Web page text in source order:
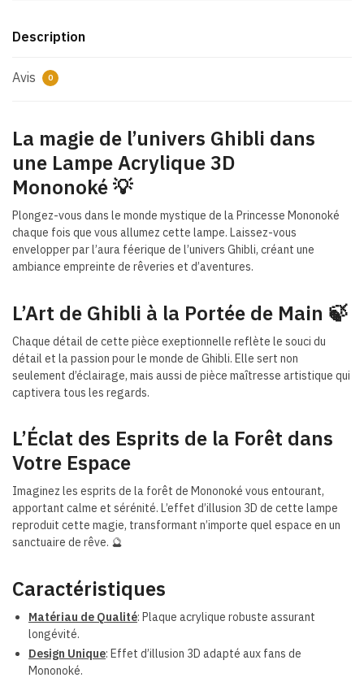
Description
Avis 0
La magie de l’univers Ghibli dans
une Lampe Acrylique 3D
Mononoké💡
Plongez-vous dans le monde mystique de la Princesse Mononoké
chaque fois que vous allumez cette lampe. Laissez-vous
envelopper par l’aura féerique de l’univers Ghibli, créant une
ambiance empreinte de rêveries et d’aventures.
L’Art de Ghibli à la Portée de Main 🍃
Chaque détail de cette pièce exeptionnelle reflète le souci du
détail et la passion pour le monde de Ghibli. Elle sert non
seulement d’éclairage, mais aussi de pièce maîtresse artistique qui
captivera tous les regards.
L’Éclat des Esprits de la Forêt dans
Votre Espace
Imaginez les esprits de la forêt de Mononoké vous entourant,
apportant calme et sérénité. L’effet d’illusion 3D de cette lampe
reproduit cette magie, transformant n’importe quel espace en un
sanctuaire de rêve. 🔮
Caractéristiques
Matériau de Qualité: Plaque acrylique robuste assurant
longévité.
Design Unique: Effet d’illusion 3D adapté aux fans de
Mononoké.